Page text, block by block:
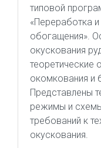
типовой
«Переработка
обогащения».
окускования
теоретические
окомкования и
Представлены
режимы и
требований к
окускования.